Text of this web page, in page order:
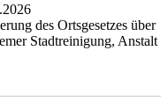
des Ortsgesetzes über
Stadtreinigung, Anstalt